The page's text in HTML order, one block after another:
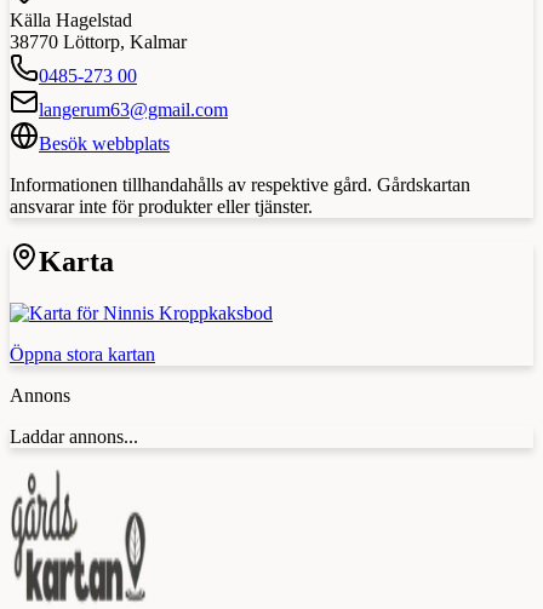
Källa Hagelstad
38770 Löttorp, Kalmar
0485-273 00
langerum63@gmail.com
Besök webbplats
Informationen tillhandahålls av respektive gård. Gårdskartan
ansvarar inte för produkter eller tjänster.
Karta
Öppna stora kartan
Annons
Laddar annons...